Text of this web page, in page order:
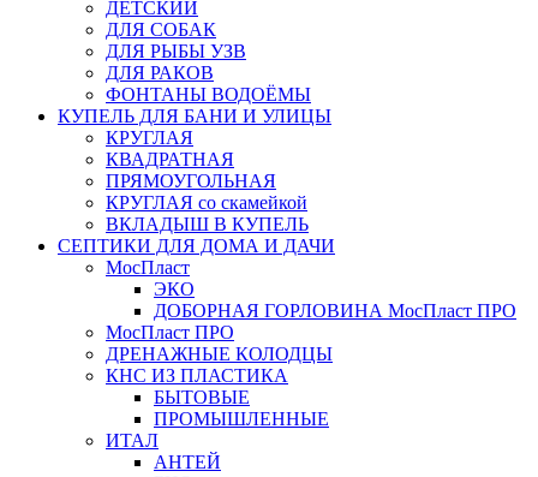
ДЕТСКИЙ
ДЛЯ СОБАК
ДЛЯ РЫБЫ УЗВ
ДЛЯ РАКОВ
ФОНТАНЫ ВОДОЁМЫ
КУПЕЛЬ ДЛЯ БАНИ И УЛИЦЫ
КРУГЛАЯ
КВАДРАТНАЯ
ПРЯМОУГОЛЬНАЯ
КРУГЛАЯ со скамейкой
ВКЛАДЫШ В КУПЕЛЬ
СЕПТИКИ ДЛЯ ДОМА И ДАЧИ
МосПласт
ЭКО
ДОБОРНАЯ ГОРЛОВИНА МосПласт ПРО
МосПласт ПРО
ДРЕНАЖНЫЕ КОЛОДЦЫ
КНС ИЗ ПЛАСТИКА
БЫТОВЫЕ
ПРОМЫШЛЕННЫЕ
ИТАЛ
АНТЕЙ